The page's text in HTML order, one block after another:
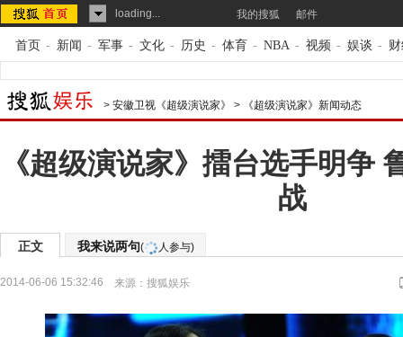
loading... 我的搜狐 邮件
首页 - 新闻 - 军事 - 文化 - 历史 - 体育 - NBA - 视频 - 娱谈 -
> 安徽卫视《超级演说家》 > 《超级演说家》新闻动态
《超级演说家》擂台选手明争
战
正文 我来说两句( 人参与)
2014-06-06 15:32:46 来源： 搜狐娱乐